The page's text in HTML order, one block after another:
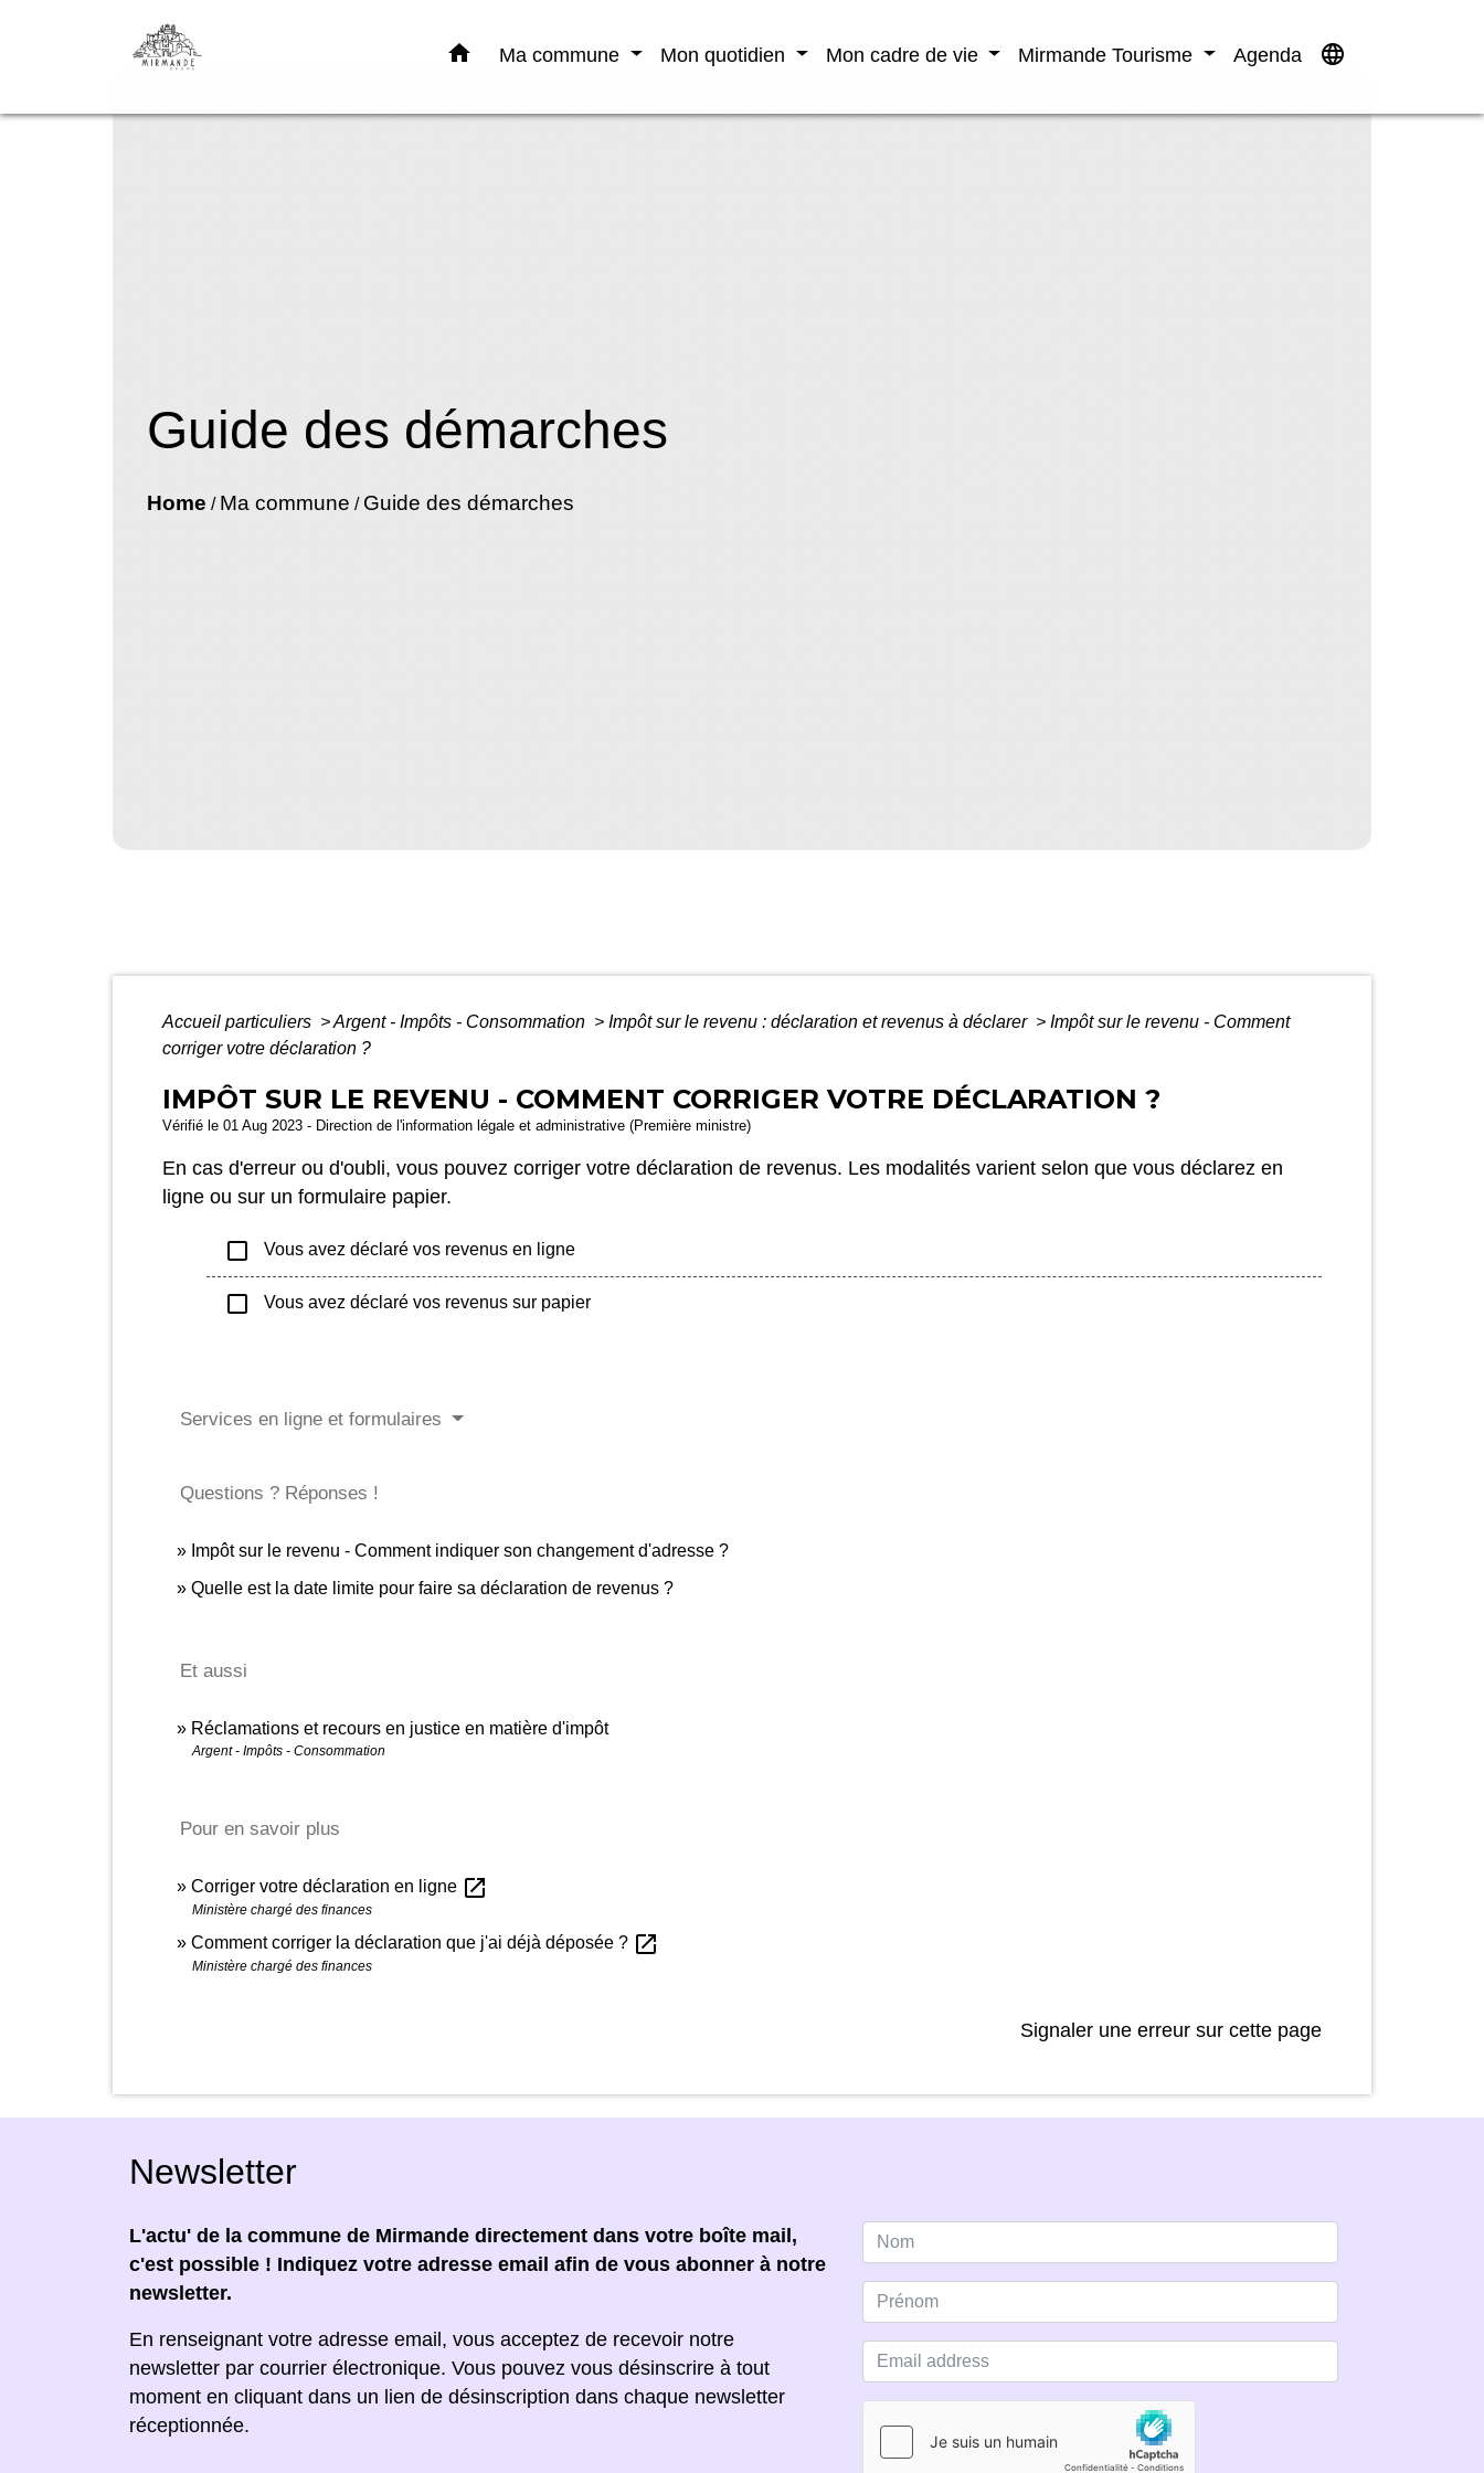
home Ma commune Mon quotidien Mon cadre de vie Mirmande Tourisme Agenda language
Guide des démarches
Home / Ma commune / Guide des démarches
Accueil particuliers >Argent - Impôts - Consommation > Impôt sur le revenu : déclaration et revenus à déclarer > Impôt sur le revenu - Comment
corriger votre déclaration ?
IMPÔT SUR LE REVENU - COMMENT CORRIGER VOTRE DÉCLARATION ?
Vérifié le 01 Aug 2023 - Direction de l'information légale et administrative (Première ministre)
En cas d'erreur ou d'oubli, vous pouvez corriger votre déclaration de revenus. Les modalités varient selon que vous déclarez en
ligne ou sur un formulaire papier.
check_box_outline_blank Vous avez déclaré vos revenus en ligne
check_box_outline_blank Vous avez déclaré vos revenus sur papier
Services en ligne et formulaires
Questions ? Réponses !
Impôt sur le revenu - Comment indiquer son changement d'adresse ?
Quelle est la date limite pour faire sa déclaration de revenus ?
Et aussi
Réclamations et recours en justice en matière d'impôt
Argent - Impôts - Consommation
Pour en savoir plus
Corriger votre déclaration en ligne open_in_new
Ministère chargé des finances
Comment corriger la déclaration que j'ai déjà déposée ? open_in_new
Ministère chargé des finances
Signaler une erreur sur cette page
Newsletter
L'actu' de la commune de Mirmande directement dans votre boîte mail,
c'est possible ! Indiquez votre adresse email afin de vous abonner à notre
newsletter.
En renseignant votre adresse email, vous acceptez de recevoir notre
newsletter par courrier électronique. Vous pouvez vous désinscrire à tout
moment en cliquant dans un lien de désinscription dans chaque newsletter
réceptionnée.